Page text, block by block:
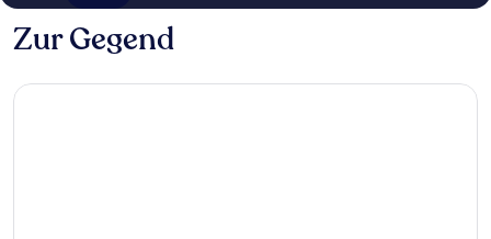
Zur Gegend